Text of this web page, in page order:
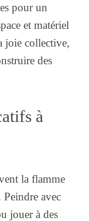
pour un
et matériel
joie collective,
des
à
la flamme
avec
jouer à des